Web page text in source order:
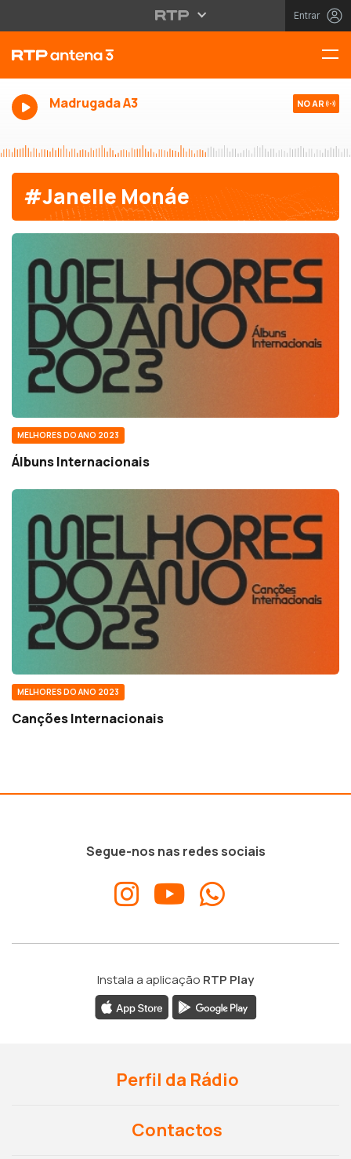
Entrar
Madrugada A3 NO AR
#Janelle Monáe
MELHORES DO ANO 2023
Álbuns Internacionais
MELHORES DO ANO 2023
Canções Internacionais
Segue-nos nas redes sociais
Instala a aplicação RTP Play
Perfil da Rádio
Contactos